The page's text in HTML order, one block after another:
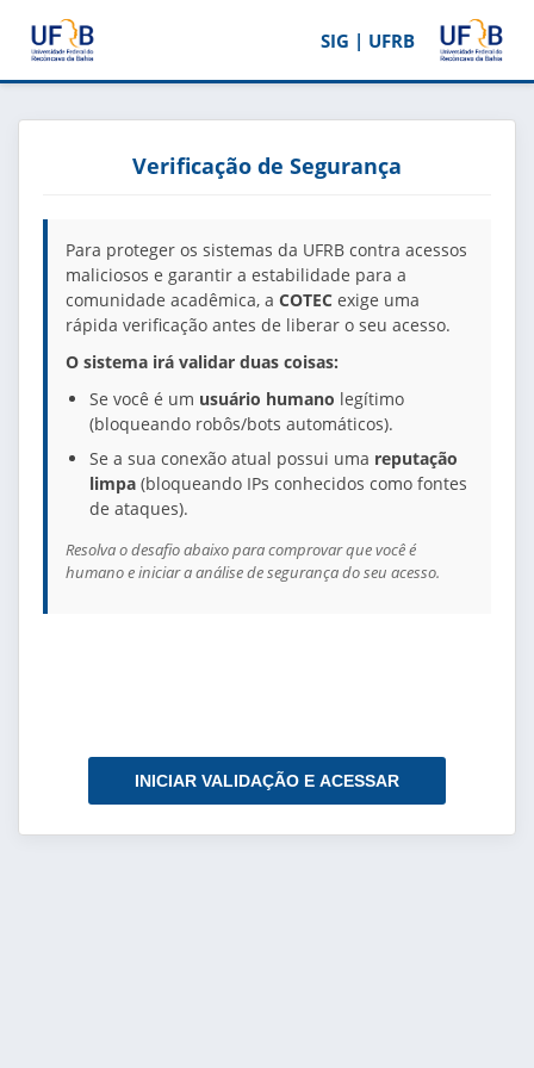
SIG | UFRB
Verificação de Segurança
Para proteger os sistemas da UFRB contra acessos
maliciosos e garantir a estabilidade para a
comunidade acadêmica, a COTEC exige uma
rápida verificação antes de liberar o seu acesso.
O sistema irá validar duas coisas:
Se você é um usuário humano legítimo
(bloqueando robôs/bots automáticos).
Se a sua conexão atual possui uma reputação
limpa (bloqueando IPs conhecidos como fontes
de ataques).
Resolva o desafio abaixo para comprovar que você é
humano e iniciar a análise de segurança do seu acesso.
INICIAR VALIDAÇÃO E ACESSAR